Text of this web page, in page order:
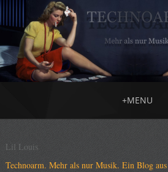
+MENU
Lil Louis
Technoarm. Mehr als nur Musik. Ein Blog